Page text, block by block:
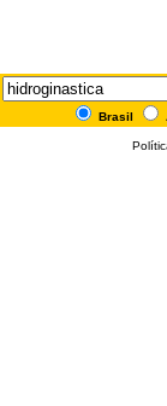
Brasil